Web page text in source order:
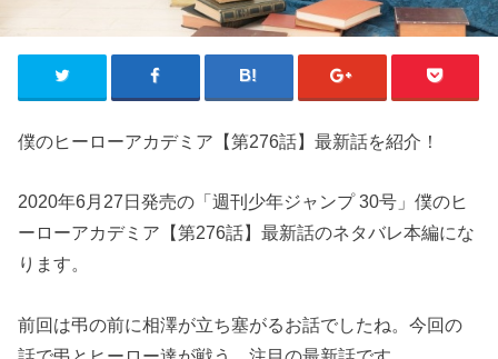
僕のヒーローアカデミア【第276話】最新話を紹介！
2020年6月27日発売の「週刊少年ジャンプ 30号」僕のヒ
ーローアカデミア【第276話】最新話のネタバレ本編にな
ります。
前回は弔の前に相澤が立ち塞がるお話でしたね。今回の